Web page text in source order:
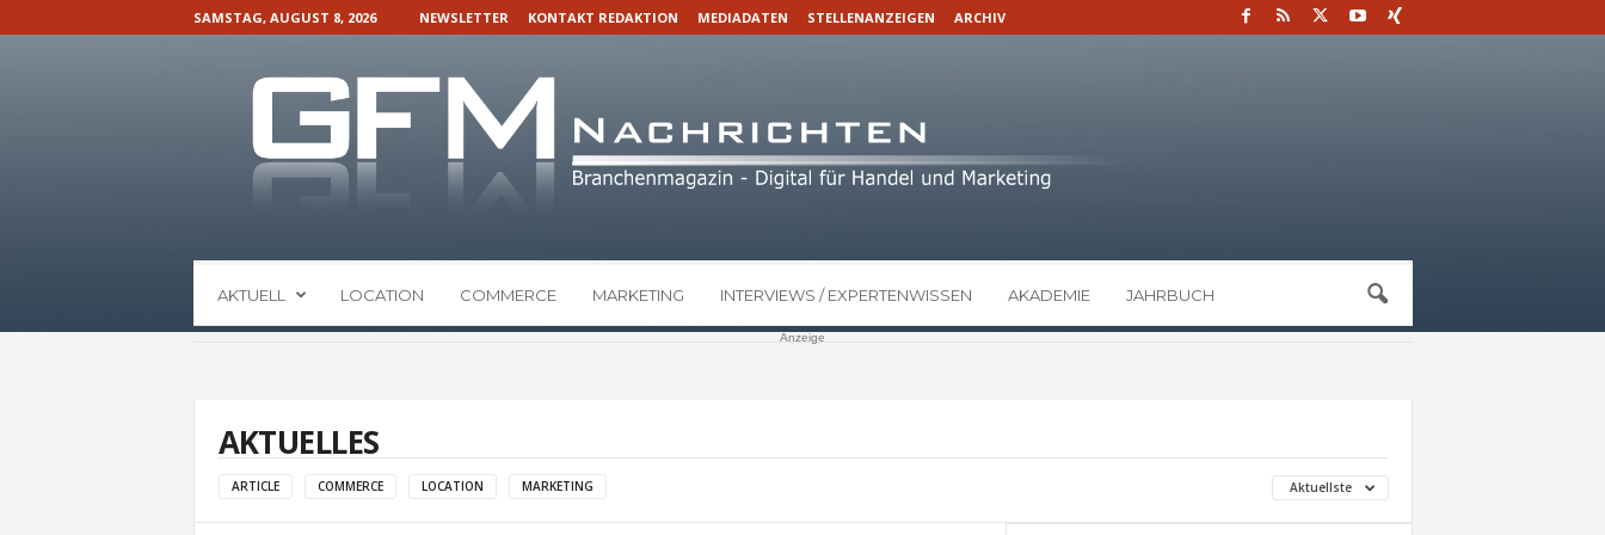
SAMSTAG, AUGUST 8, 2026 NEWSLETTER KONTAKT REDAKTION MEDIADATEN STELLENANZEIGEN ARCHIV
M
h
AKTUELL LOCATION COMMERCE MARKETING INTERVIEWS / EXPERTENWISSEN AKADEMIE JAHRBUCH
Anzeige
AKTUELLES
ARTICLE COMMERCE LOCATION MARKETING Aktuellste